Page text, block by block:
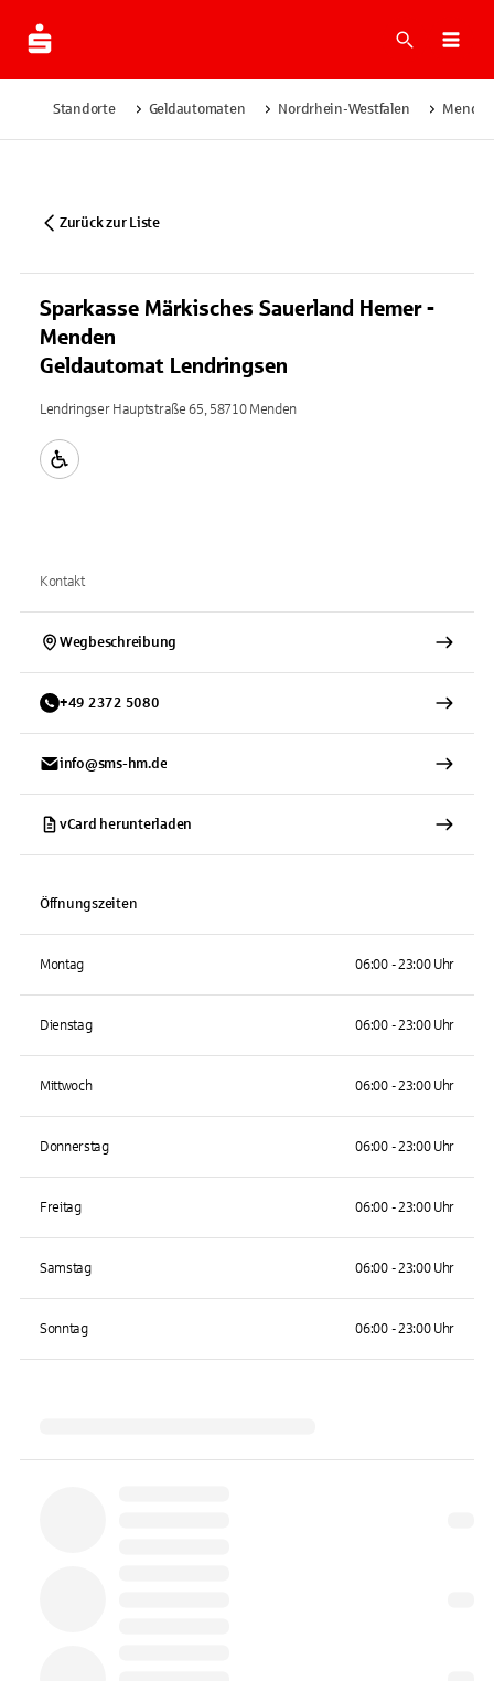
Suche
Standorte Geldautomaten Nordrhein-Westfalen Menden
Zurück zur Liste
Sparkasse Märkisches Sauerland Hemer -
Menden
Geldautomat Lendringsen
Lendringser Hauptstraße 65, 58710 Menden
Kontakt
Wegbeschreibung
+49 2372 5080
info@sms-hm.de
vCard herunterladen
Öffnungszeiten
Montag 06:00 - 23:00 Uhr
Dienstag 06:00 - 23:00 Uhr
Mittwoch 06:00 - 23:00 Uhr
Donnerstag 06:00 - 23:00 Uhr
Freitag 06:00 - 23:00 Uhr
Samstag 06:00 - 23:00 Uhr
Sonntag 06:00 - 23:00 Uhr